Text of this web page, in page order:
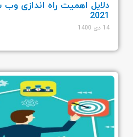
دلایل اهمیت راه اندازی
2021
14 دی 1400